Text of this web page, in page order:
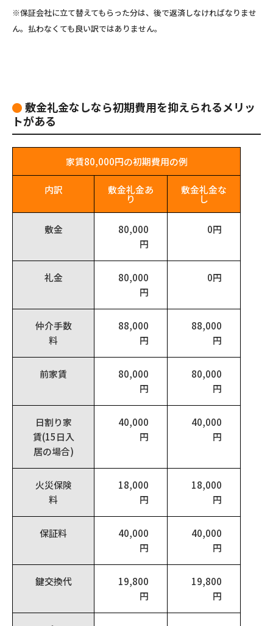
※保証会社に立て替えてもらった分は、後で返済しなければなりませ
ん。払わなくても良い訳ではありません。
敷金礼金なしなら初期費用を抑えられるメリッ
トがある
家賃80,000円の初期費用の例
内訳 敷金礼金あ
り
敷金礼金な
し
敷金
80,000
円
0円
礼金
80,000
円
0円
仲介手数
料
88,000
円
88,000
円
前家賃
80,000
円
80,000
円
日割り家
賃(15日入
居の場合)
40,000
円
40,000
円
火災保険
料
18,000
円
18,000
円
保証料
40,000
円
40,000
円
鍵交換代
19,800
円
19,800
円